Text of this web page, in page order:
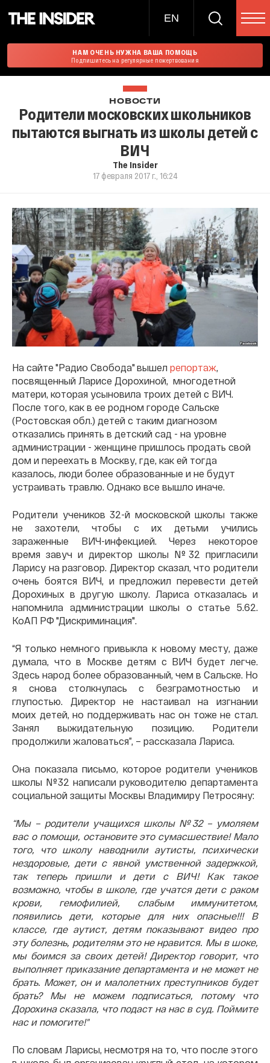
EN
НАМ ОЧЕНЬ НУЖНА ВАША ПОМОЩЬ
Подпишитесь на регулярные пожертвования
НОВОСТИ
Родители московских школьников
пытаются выгнать из школы детей с
ВИЧ
The Insider
17 февраля 2017 г., 16:24
На сайте "Радио Свобода" вышел репортаж
посвященный Ларисе Дорохиной, многодетной
матери, которая усыновила троих детей с ВИЧ.
После того, как в ее родном городе Сальске
(Ростовская обл.) детей с таким диагнозом
отказались принять в детский сад - на уровне
администрации - женщине пришлось продать свой
дом и переехать в Москву, где, как ей тогда
казалось, люди более образованные и не будут
устраивать травлю. Однако все вышло иначе.
Родители учеников 32-й московской школы также
не захотели, чтобы с их детьми учились
зараженные ВИЧ-инфекцией. Через некоторое
время завуч и директор школы №32 пригласили
Ларису на разговор. Директор сказал, что родители
очень боятся ВИЧ, и предложил перевести детей
Дорохиных в другую школу. Лариса отказалась и
напомнила администрации школы о статье 5.62.
КоАП РФ "Дискриминация".
“Я только немного привыкла к новому месту, даже
думала, что в Москве детям с ВИЧ будет легче.
Здесь народ более образованный, чем в Сальске. Но
я снова столкнулась с безграмотностью и
глупостью. Директор не настаивал на изгнании
моих детей, но поддерживать нас он тоже не стал.
Занял выжидательную позицию. Родители
продолжили жаловаться”, – рассказала Лариса.
Она показала письмо, которое родители учеников
школы №32 написали руководителю департамента
социальной защиты Москвы Владимиру Петросяну:
“Мы – родители учащихся школы №32 – умоляем
вас о помощи, остановите это сумасшествие! Мало
того, что школу наводнили аутисты, психически
нездоровые, дети с явной умственной задержкой,
так теперь пришли и дети с ВИЧ! Как такое
возможно, чтобы в школе, где учатся дети с раком
крови, гемофилией, слабым иммунитетом,
появились дети, которые для них опасные!!! В
классе, где аутист, детям показывают видео про
эту болезнь, родителям это не нравится. Мы в шоке,
мы боимся за своих детей! Директор говорит, что
выполняет приказание департамента и не может не
брать. Может, он и малолетних преступников будет
брать? Мы не можем подписаться, потому что
Дорохина сказала, что подаст на нас в суд. Поймите
нас и помогите!"
По словам Ларисы, несмотря на то, что после этого